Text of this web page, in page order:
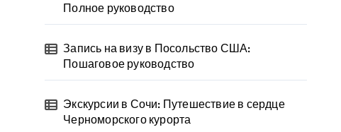
Полное руководство
Запись на визу в Посольство США:
Пошаговое руководство
Экскурсии в Сочи: Путешествие в сердце
Черноморского курорта